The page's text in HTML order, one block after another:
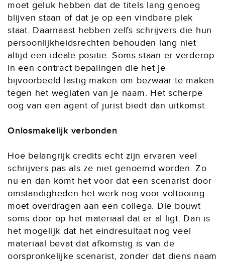
moet geluk hebben dat de titels lang genoeg
blijven staan of dat je op een vindbare plek
staat. Daarnaast hebben zelfs schrijvers die hun
persoonlijkheidsrechten behouden lang niet
altijd een ideale positie. Soms staan er verderop
in een contract bepalingen die het je
bijvoorbeeld lastig maken om bezwaar te maken
tegen het weglaten van je naam. Het scherpe
oog van een agent of jurist biedt dan uitkomst.
Onlosmakelijk verbonden
Hoe belangrijk credits echt zijn ervaren veel
schrijvers pas als ze niet genoemd worden. Zo
nu en dan komt het voor dat een scenarist door
omstandigheden het werk nog voor voltooiing
moet overdragen aan een collega. Die bouwt
soms door op het materiaal dat er al ligt. Dan is
het mogelijk dat het eindresultaat nog veel
materiaal bevat dat afkomstig is van de
oorspronkelijke scenarist, zonder dat diens naam